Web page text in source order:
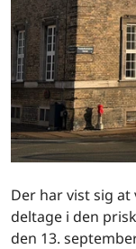
Der har vist sig
deltage i den
den 13.